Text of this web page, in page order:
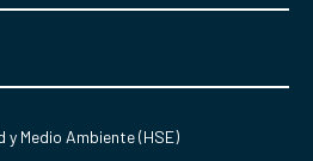
Medio Ambiente (HSE)